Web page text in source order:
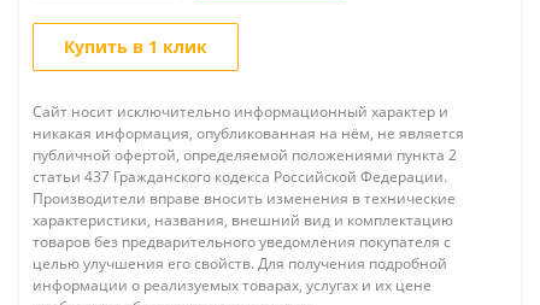
Купить в 1 клик
Сайт носит исключительно информационный характер и
никакая информация, опубликованная на нём, не является
публичной офертой, определяемой положениями пункта 2
статьи 437 Гражданского кодекса Российской Федерации.
Производители вправе вносить изменения в технические
характеристики, названия, внешний вид и комплектацию
товаров без предварительного уведомления покупателя с
целью улучшения его свойств. Для получения подробной
информации о реализуемых товарах, услугах и их цене